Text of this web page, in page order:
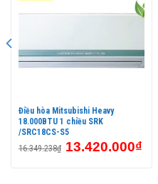
Điều hòa Mitsubishi Heavy
18.000BTU 1 chiều SRK
/SRC18CS-S5
16.349.238₫ 13.420.000₫